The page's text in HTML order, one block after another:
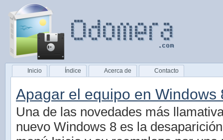
Inicio Índice Acerca de Contacto
Apagar el equipo en Windows
Una de las novedades más
nuevo Windows 8 es la